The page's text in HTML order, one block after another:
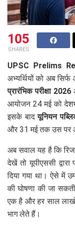
105
SHARES
UPSC Prelims
अभ्यर्थियों को अब
प्रारंभिक परीक्षा 2026
आयोजन 24 मई को देशभर
इसके बादयूनियन
और 31 मई तक उस पर
अब सवाल यह है कि
देखें तो यूपीएससी
दिया गया था। ऐसे में
की घोषणा की जा
एक है और हर साल
भाग लेते हैं।